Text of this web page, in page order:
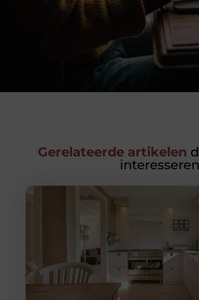
Gerelateerde artikelen
interesseren